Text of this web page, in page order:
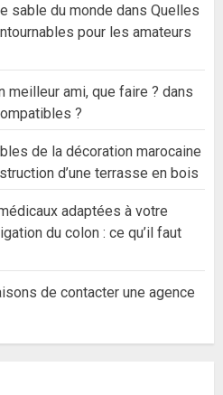
sable du monde dans Quelles
pour les amateurs
meilleur ami, que faire ? dans
?
de la décoration marocaine
d’une terrasse en bois
adaptées à votre
du colon : ce qu’il faut
de contacter une agence